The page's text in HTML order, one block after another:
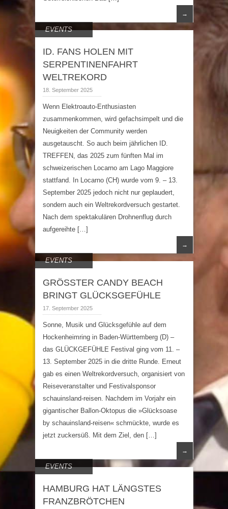
→
EVENTS
ID. FANS HOLEN MIT
SERPENTINENFAHRT
WELTREKORD
18. September 2025
Wenn Elektroauto-Enthusiasten
zusammenkommen, wird gefachsimpelt und die
Neuigkeiten der Community werden
ausgetauscht. So auch beim jährlichen ID.
TREFFEN, das 2025 zum fünften Mal im
schweizerischen Locarno am Lago Maggiore
stattfand. In Locarno (CH) wurde vom 9. – 13.
September 2025 jedoch nicht nur geplaudert,
sondern auch ein Weltrekordversuch gestartet.
Nach dem spektakulären Drohnenflug durch
aufgereihte […]
→
EVENTS
GRÖSSTER CANDY BEACH
BRINGT GLÜCKSGEFÜHLE
17. September 2025
Sonne, Musik und Glücksgefühle auf dem
Hockenheimring in Baden-Württemberg (D) –
das GLÜCKGEFÜHLE Festival ging vom 11. –
13. September 2025 in die dritte Runde. Erneut
gab es einen Weltrekordversuch, organisiert von
Reiseveranstalter und Festivalsponsor
schauinsland-reisen. Nachdem im Vorjahr ein
gigantischer Ballon-Oktopus die »Glücksoase
by schauinsland-reisen« schmückte, wurde es
jetzt zuckersüß. Mit dem Ziel, den […]
→
EVENTS
HAMBURG HAT LÄNGSTES
FRANZBRÖTCHEN